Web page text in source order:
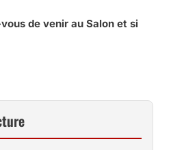
de venir au Salon et si